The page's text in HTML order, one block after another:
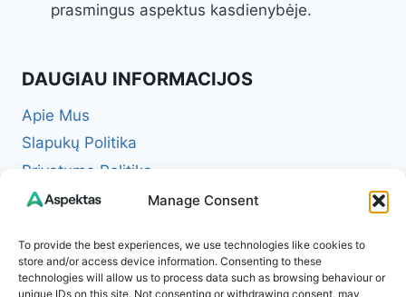
Manage Consent
To provide the best experiences, we use technologies like cookies to
store and/or access device information. Consenting to these
technologies will allow us to process data such as browsing behaviour or
unique IDs on this site. Not consenting or withdrawing consent, may
prasmingus aspektus kasdienybėje.
DAUGIAU INFORMACIJOS
Apie Mus
Slapukų Politika
Privatumo Politika
Redakcinė politika + Klaidų taisymo politika
Atsakomybės apribojimas (Disclaimer)
Naudojimosi taisyklės (Terms of Service)